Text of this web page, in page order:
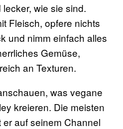
wie sie sind.
Fleisch, opfere nichts
und nimm einfach alles
Gemüse,
an Texturen.
was vegane
kreieren. Die meisten
auf seinem Channel